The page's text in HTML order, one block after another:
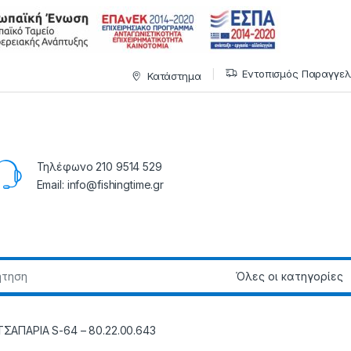
Κατάστημα Εντοπισμός
Τηλέφωνο 210 9514 529
Email: info@fishingtime.gr
S-64 – 80.22.00.643